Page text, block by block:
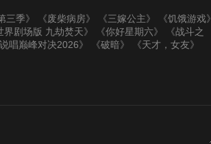
季》 《废柴病房》 《三嫁公主》
《饥饿游戏》
剧场版 九劫焚天》
《你好星期六》
《战斗之
唱巅峰对决2026》
《破暗》 《天才，女友》